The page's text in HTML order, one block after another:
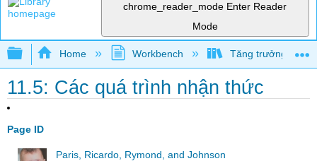
chrome_reader_mode Enter Reader
Mode
Expand/collapse global hierarchy
Home Workbench Tăng trưởng và
11.5: Các quá trình nhận thức
Page ID
Paris, Ricardo, Rymond, and Johnson